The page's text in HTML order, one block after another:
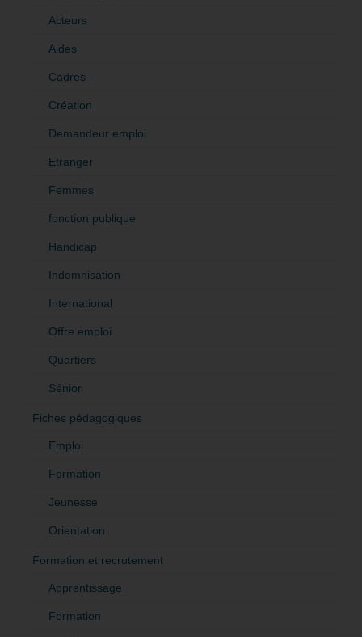
Acteurs
Aides
Cadres
Création
Demandeur emploi
Etranger
Femmes
fonction publique
Handicap
Indemnisation
International
Offre emploi
Quartiers
Sénior
Fiches pédagogiques
Emploi
Formation
Jeunesse
Orientation
Formation et recrutement
Apprentissage
Formation